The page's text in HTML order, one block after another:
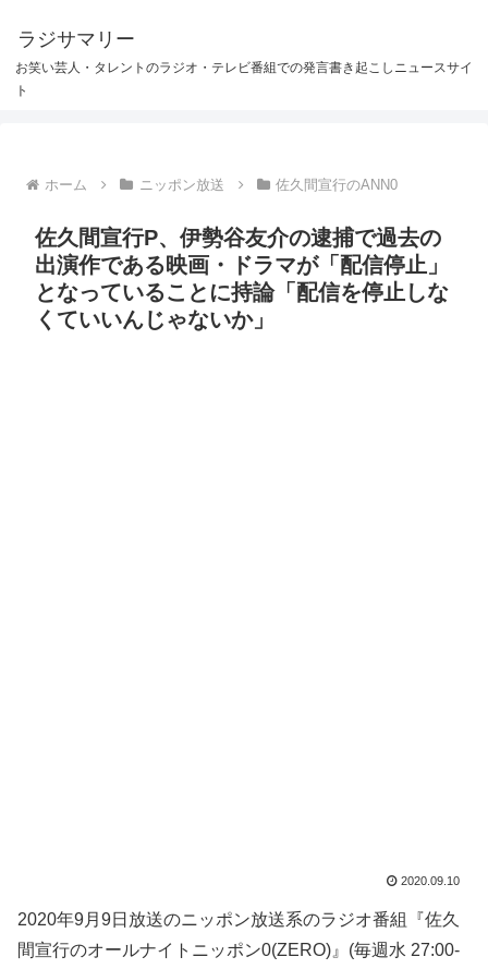
ラジサマリー
お笑い芸人・タレントのラジオ・テレビ番組での発言書き起こしニュースサイ
ト
ホーム ニッポン放送 佐久間宣行のANN0
佐久間宣行P、伊勢谷友介の逮捕で過去の
出演作である映画・ドラマが「配信停止」
となっていることに持論「配信を停止しな
くていいんじゃないか」
2020.09.10
2020年9月9日放送のニッポン放送系のラジオ番組『佐久
間宣行のオールナイトニッポン0(ZERO)』(毎週水 27:00-